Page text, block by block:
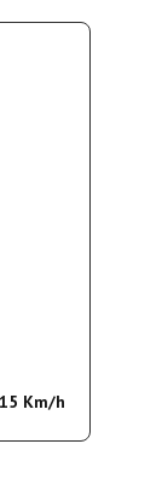
15 Km/h